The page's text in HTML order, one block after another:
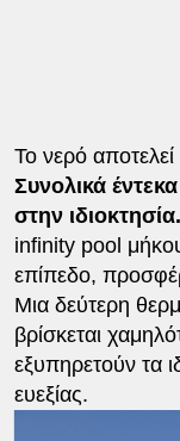
Το νερό
Συνολικά
στην ιδιοκτησία.
infinity pool
επίπεδο,
Μια δεύτερη
βρίσκεται
εξυπηρετούν τα
ευεξίας.